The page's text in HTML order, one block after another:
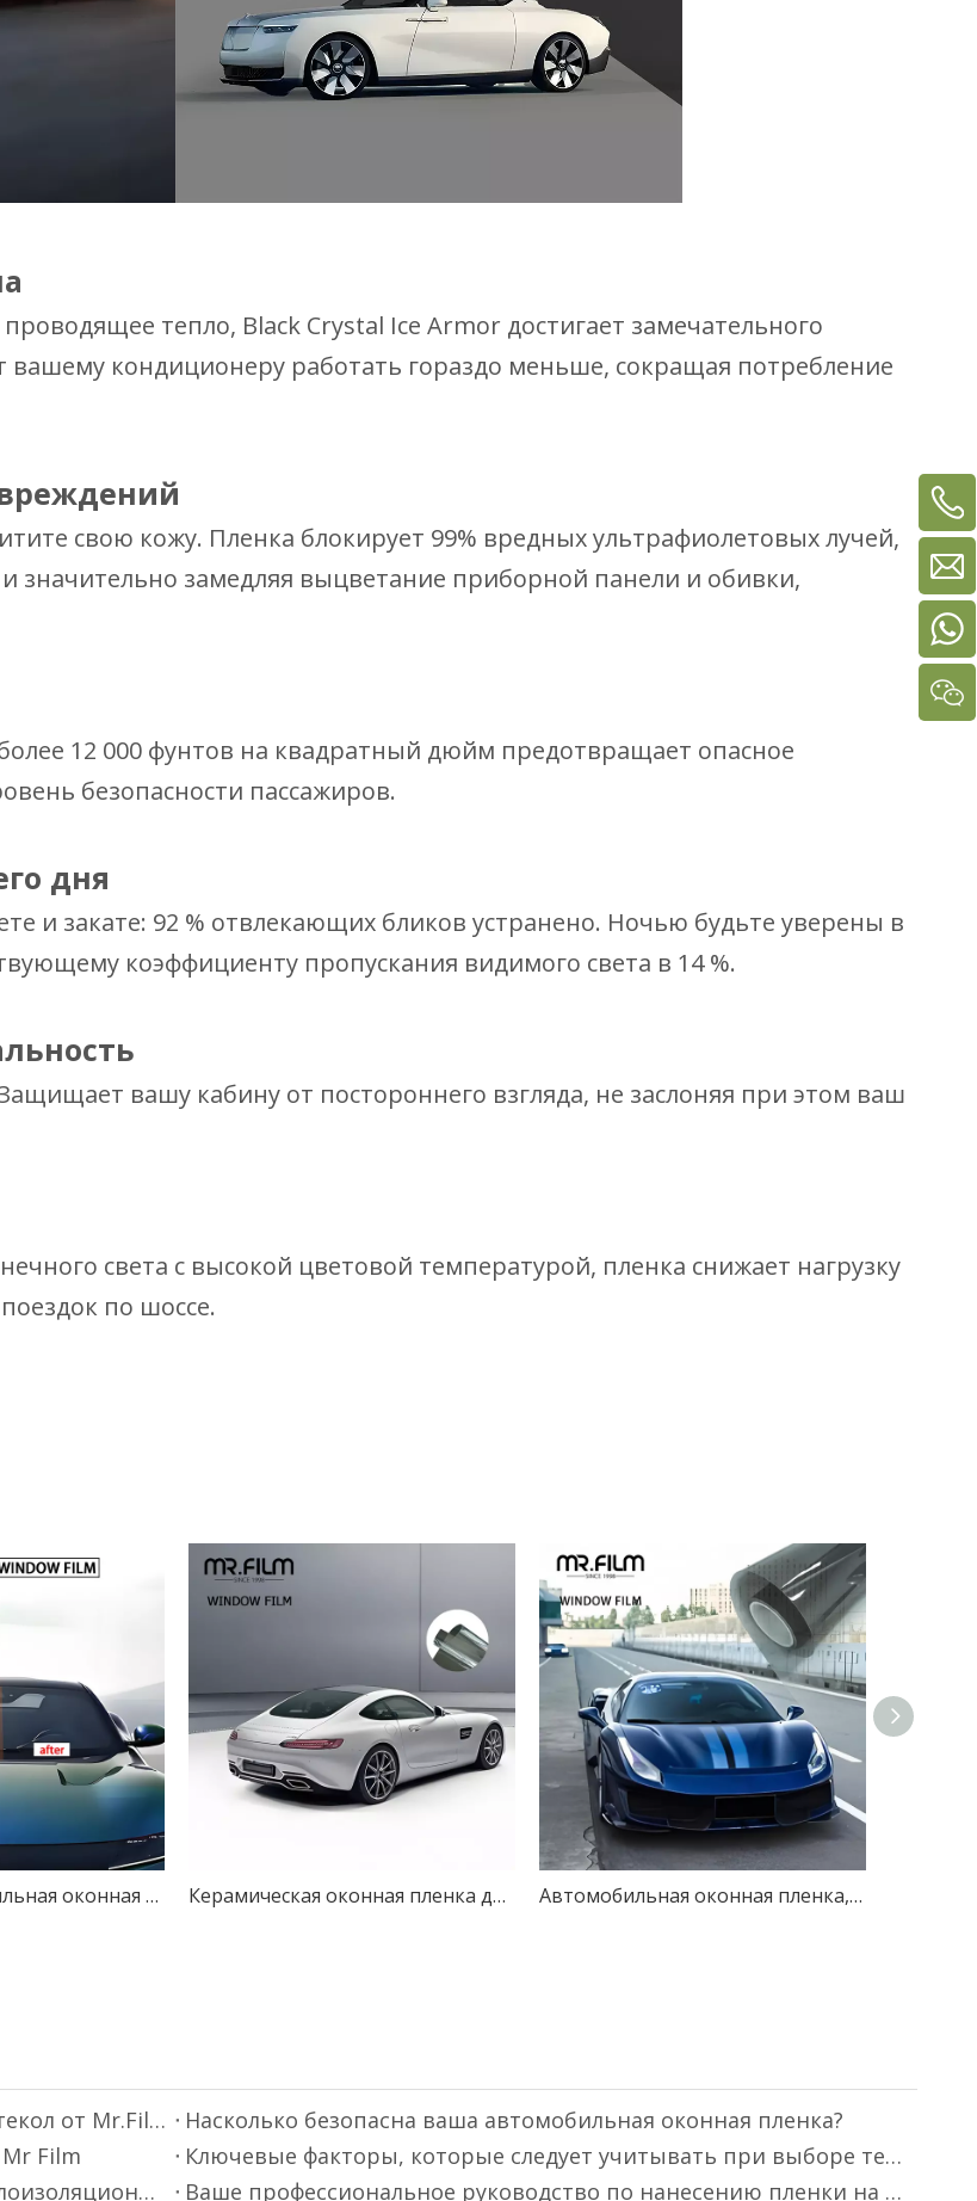
тепло, Black Crystal Ice Armor достигает замечательного
вашему кондиционеру работать гораздо меньше, сокращая потребление
свою кожу. Пленка блокирует 99% вредных ультрафиолетовых лучей,
замедляя выцветание приборной панели и обивки,
12 000 фунтов на квадратный дюйм предотвращает опасное
безопасности пассажиров.
дня
и закате: 92 % отвлекающих бликов устранено. Ночью будьте уверены в
коэффициенту пропускания видимого света в 14 %.
вашу кабину от постороннего взгляда, не заслоняя при этом ваш
света с высокой цветовой температурой, пленка снижает нагрузку
по шоссе.
45% Vlt автомобильная оконная пленка с прозрачным оттенком автомобильного стекла Керамическая оконная пленка для оттенка термоизоляции автомобиля Автомобильная оконная пленка, инфракрасная защита автомобиля, тонировка
Премиум-пленка для тонировки автомобильных стекол от Mr.Film
Насколько безопасна ваша автомобильная оконная пленка?
Film
Ключевые факторы, которые следует учитывать при выборе теплоизоляционной пленки
Повысьте безопасность вождения с помощью теплоизоляционной пленки
Ваше профессиональное руководство по нанесению пленки на окна автомобиля